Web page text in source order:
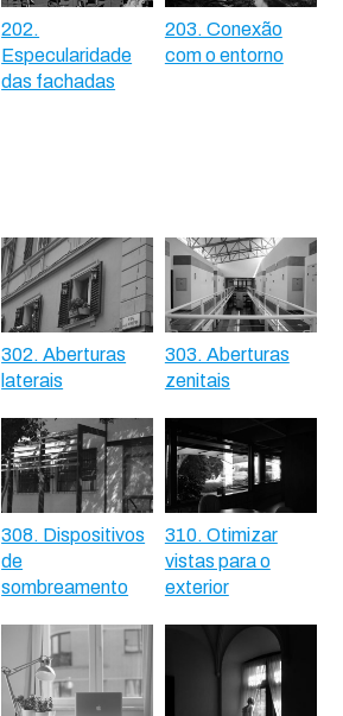
202.
Especularidade
das fachadas
203. Conexão
com o entorno
302. Aberturas
laterais
303. Aberturas
zenitais
308. Dispositivos
de
sombreamento
310. Otimizar
vistas para o
exterior